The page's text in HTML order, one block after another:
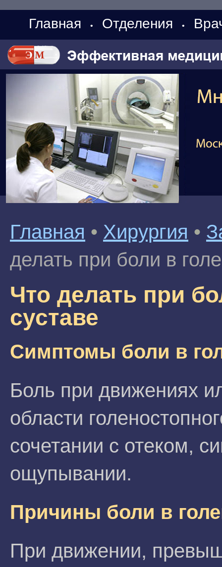
Главная • Отделения •
Главная • Хирургия •
делать при боли в
Что делать при
суставе
Симптомы боли в
Боль при движениях
области
сочетании с отеком,
ощупывании.
Причины боли в
При движении,